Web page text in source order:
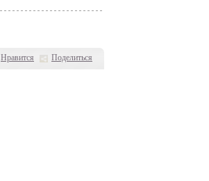
Нравится Поделиться